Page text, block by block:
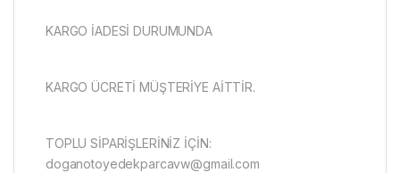
KARGO İADESİ DURUMUNDA
KARGO ÜCRETİ MÜŞTERİYE AİTTİR.
TOPLU SİPARİŞLERİNİZ İÇİN:
doganotoyedekparcavw@gmail.com